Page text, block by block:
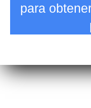
para